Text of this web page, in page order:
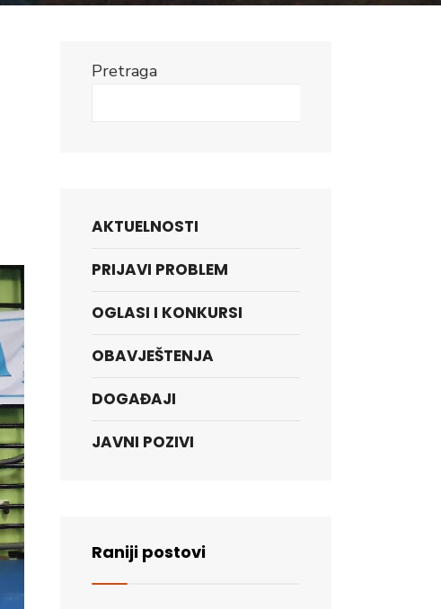
Pretraga
AKTUELNOSTI
PRIJAVI PROBLEM
OGLASI I KONKURSI
OBAVJEŠTENJA
DOGAĐAJI
JAVNI POZIVI
Raniji postovi